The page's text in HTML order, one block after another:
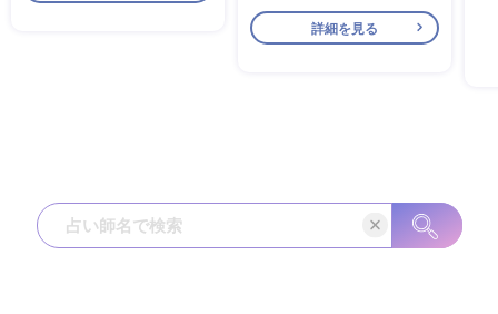
詳細を見る